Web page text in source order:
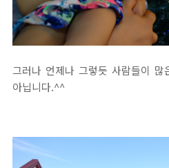
그러나 언제나 그렇듯 사람들이
아닙니다.^^